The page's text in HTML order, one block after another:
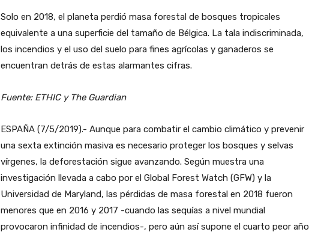
Solo en 2018, el planeta perdió masa forestal de bosques tropicales
equivalente a una superficie del tamaño de Bélgica. La tala indiscriminada,
los incendios y el uso del suelo para fines agrícolas y ganaderos se
encuentran detrás de estas alarmantes cifras.
Fuente: ETHIC y The Guardian
ESPAÑA (7/5/2019).- Aunque para combatir el cambio climático y prevenir
una sexta extinción masiva es necesario proteger los bosques y selvas
vírgenes, la deforestación sigue avanzando. Según muestra una
investigación llevada a cabo por el Global Forest Watch (GFW) y la
Universidad de Maryland, las pérdidas de masa forestal en 2018 fueron
menores que en 2016 y 2017 -cuando las sequías a nivel mundial
provocaron infinidad de incendios-, pero aún así supone el cuarto peor año